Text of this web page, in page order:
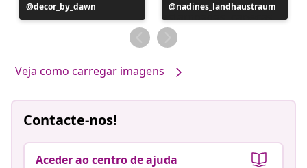
Postagem
publicada
decor_by_dawn
Postagem
publicada
por
nadines_landhaustraum
Veja como carregar imagens
Contacte-nos!
Aceder ao centro de ajuda